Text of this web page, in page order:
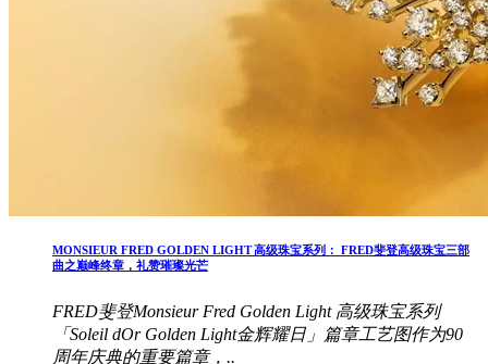
MONSIEUR FRED GOLDEN LIGHT 高级珠宝系列： FRED斐登高级珠宝三部
曲之巅峰终章，礼赞璀璨光芒
FRED斐登Monsieur Fred Golden Light 高级珠宝系列
「Soleil dOr Golden Light金辉耀日」篇章工艺图作为90
周年庆典的重要篇章，..